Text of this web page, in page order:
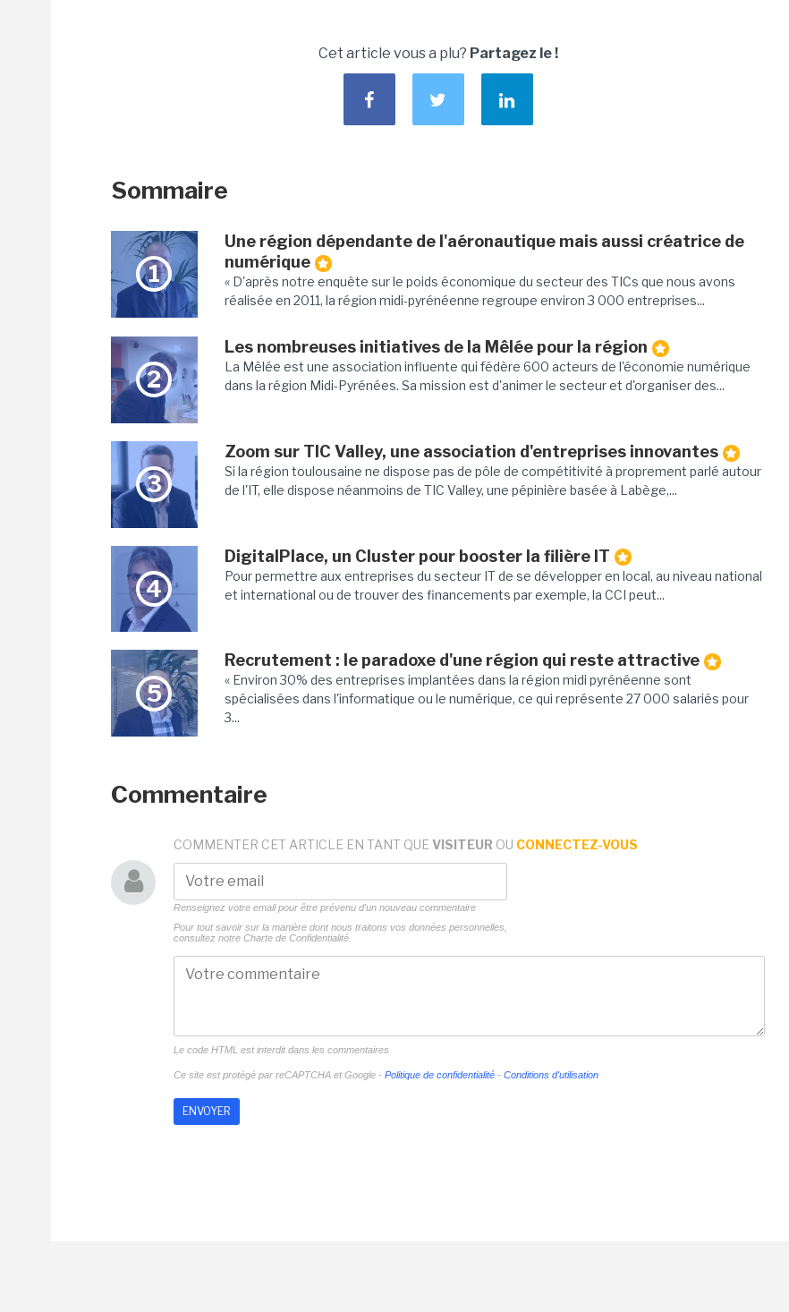
Cet article vous a plu? Partagez le !
Sommaire
1
Une région dépendante de l'aéronautique mais aussi créatrice de
numérique
« D'après notre enquête sur le poids économique du secteur des TICs que nous avons
réalisée en 2011, la région midi-pyrénéenne regroupe environ 3 000 entreprises...
2
Les nombreuses initiatives de la Mêlée pour la région
La Mêlée est une association influente qui fédère 600 acteurs de l'économie numérique
dans la région Midi-Pyrénées. Sa mission est d'animer le secteur et d'organiser des...
3
Zoom sur TIC Valley, une association d'entreprises innovantes
Si la région toulousaine ne dispose pas de pôle de compétitivité à proprement parlé autour
de l'IT, elle dispose néanmoins de TIC Valley, une pépinière basée à Labège,...
4
DigitalPlace, un Cluster pour booster la filière IT
Pour permettre aux entreprises du secteur IT de se développer en local, au niveau national
et international ou de trouver des financements par exemple, la CCI peut...
5
Recrutement : le paradoxe d'une région qui reste attractive
« Environ 30% des entreprises implantées dans la région midi pyrénéenne sont
spécialisées dans l'informatique ou le numérique, ce qui représente 27 000 salariés pour
3...
Commentaire
COMMENTER CET ARTICLE EN TANT QUE VISITEUR OU CONNECTEZ-VOUS
Renseignez votre email pour être prévenu d'un nouveau commentaire
Pour tout savoir sur la manière dont nous traitons vos données personnelles,
consultez notre Charte de Confidentialité.
Le code HTML est interdit dans les commentaires
Ce site est protégé par reCAPTCHA et Google - Politique de confidentialité - Conditions d'utilisation